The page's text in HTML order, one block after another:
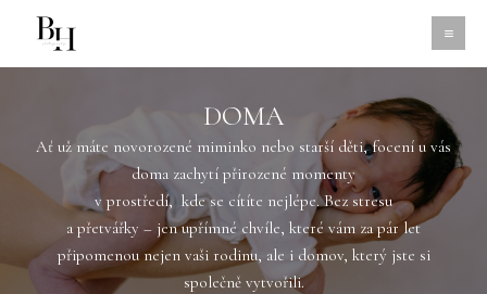
DOMA
Ať už máte novorozené miminko nebo starší děti, focení u vás
doma zachytí přirozené momenty
v prostředí, kde se cítíte nejlépe. Bez stresu
a přetvářky – jen upřímné chvíle, které vám za pár let
připomenou nejen vaši rodinu, ale i domov, který jste si
společně vytvořili.